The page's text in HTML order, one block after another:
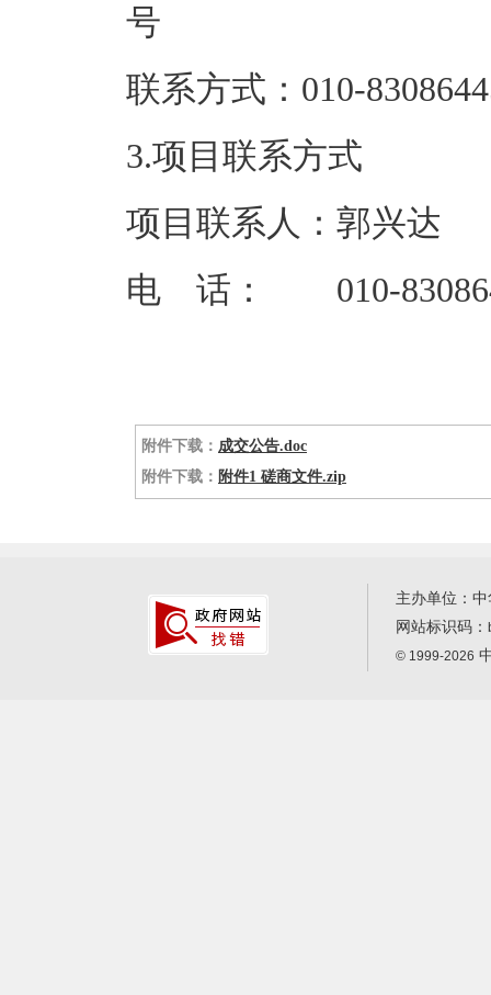
联系方式
3.项目联系方式
项目联系人：郭兴达
电 话： 010-
附件下载： 成交公告.doc
附件下载： 附件1 磋商文件.zip
主办单位：
网站标识码：
© 1999-2026